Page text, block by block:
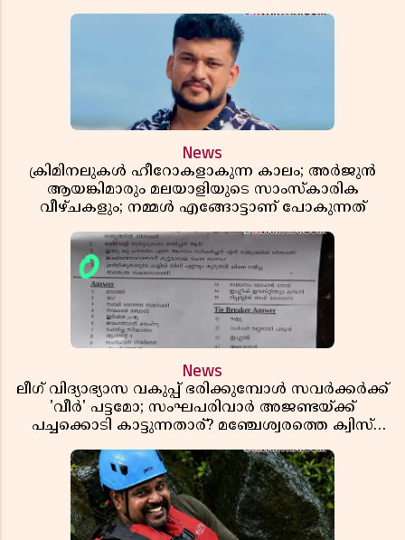
News
ക്രിമിനലുകൾ ഹീറോകളാകുന്ന കാലം; അർജുൻ
ആയങ്കിമാരും മലയാളിയുടെ സാംസ്കാരിക
വീഴ്ചകളും; നമ്മൾ എങ്ങോട്ടാണ് പോകുന്നത്
News
ലീഗ് വിദ്യാഭ്യാസ വകുപ്പ് ഭരിക്കുമ്പോൾ സവർക്കർക്ക്
'വീർ' പട്ടമോ; സംഘപരിവാർ അജണ്ടയ്ക്ക്
പച്ചക്കൊടി കാട്ടുന്നതാര്? മഞ്ചേശ്വരത്തെ ക്വിസ്